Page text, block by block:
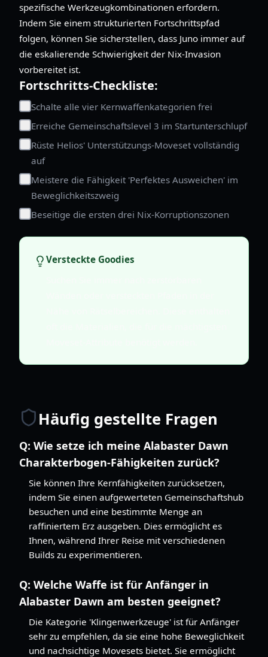
spezifische Werkzeugkombinationen erfordern.
Indem Sie einem strukturierten Fortschrittspfad
folgen, können Sie sicherstellen, dass Juno immer auf
die eskalierende Schwierigkeit der Nix-Invasion
vorbereitet ist.
Fortschritts-Checkliste:
Schalte alle vier Kernwaffenkategorien frei
Erreiche Gemeinschaftslevel 3 im Startunterschlupf
Rüste Helios' Unterstützungs-Moveset vollständig
auf
Meistere die Fähigkeit 'Perfektes Ausweichen' im
Beweglichkeitszweig
Beseitige die ersten drei Nix-Korruptionszonen
Versteckte Goodies
Häufig gestellte Fragen
Q: Wie setze ich meine Alabaster Dawn
Charakterbogen-Fähigkeiten zurück?
Sie können Ihre Kernfähigkeiten zurücksetzen,
indem Sie einen aufgewerteten Gemeinschaftshub
besuchen und eine bestimmte Menge an
raffiniertem Erz ausgeben. Dies ermöglicht es
Ihnen, während Ihrer Reise mit verschiedenen
Builds zu experimentieren.
Q: Welche Waffe ist für Anfänger in
Alabaster Dawn am besten geeignet?
Die Kategorie 'Klingenwerkzeuge' ist für Anfänger
sehr zu empfehlen, da sie eine hohe Beweglichkeit
und nachsichtige Movesets bietet. Sie ermöglicht